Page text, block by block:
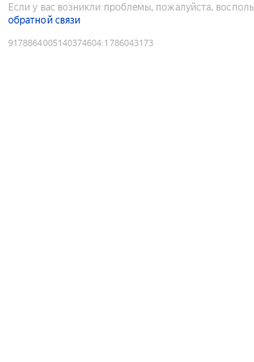
Если у вас возникли проблемы, пожалуйста,
обратной связи
9178864005140374604:1786043173